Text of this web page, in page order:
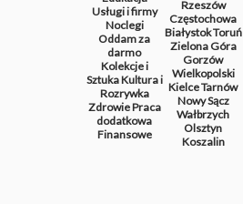
Usługi i firmy
Noclegi
Oddam za
darmo
Kolekcje i
SztukaKultura i
Rozrywka
ZdrowiePraca
dodatkowa
Finansowe
Rzeszów
Częstochowa
BiałystokToruń
Zielona Góra
Gorzów
Wielkopolski
KielceTarnów
Nowy Sącz
Wałbrzych
Olsztyn
Koszalin